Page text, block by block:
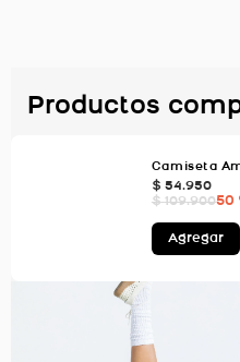
Productos
$ 54.950
$ 109.90050
Agregar